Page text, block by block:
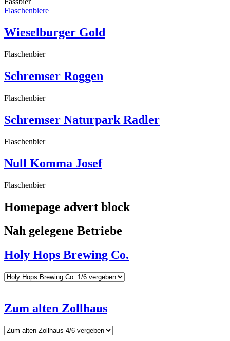
Flaschenbiere
Wieselburger Gold
Flaschenbier
Schremser Roggen
Flaschenbier
Schremser Naturpark Radler
Flaschenbier
Null Komma Josef
Flaschenbier
Homepage advert block
Nah gelegene Betriebe
Holy Hops Brewing Co.
Zum alten Zollhaus